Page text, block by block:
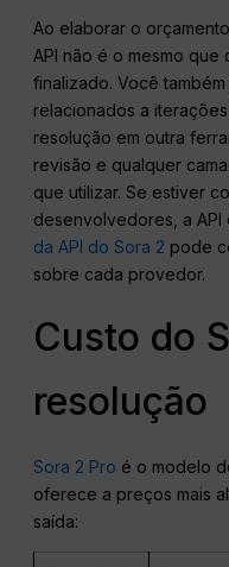
Ao elaborar o
API não é o mesmo
finalizado. Você
relacionados a
resolução em outra
revisão e qualquer
que utilizar. Se estiver
desenvolvedores, a API
da API do Sora 2 pode
sobre cada provedor.
Custo do
resolução
Sora 2 Pro é o modelo
oferece a preços mais
saída: